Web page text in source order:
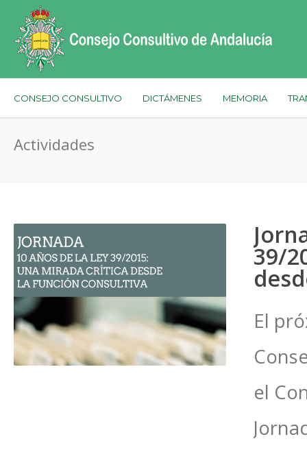
CONSEJO CONSULTIVO DICTÁMENES MEMORIA
Actividades
39/
El
el